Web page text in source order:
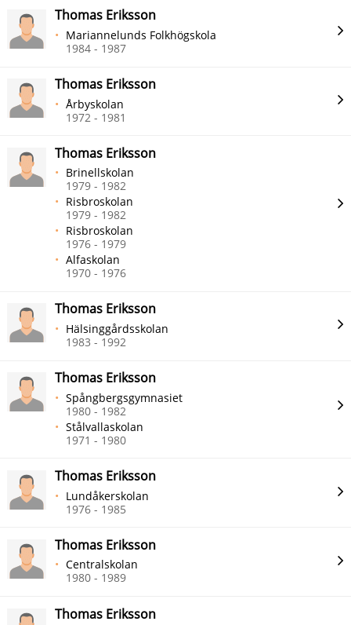
Thomas Eriksson
Mariannelunds Folkhögskola
1984 - 1987
Thomas Eriksson
Årbyskolan
1972 - 1981
Thomas Eriksson
Brinellskolan
1979 - 1982
Risbroskolan
1979 - 1982
Risbroskolan
1976 - 1979
Alfaskolan
1970 - 1976
Thomas Eriksson
Hälsinggårdsskolan
1983 - 1992
Thomas Eriksson
Spångbergsgymnasiet
1980 - 1982
Stålvallaskolan
1971 - 1980
Thomas Eriksson
Lundåkerskolan
1976 - 1985
Thomas Eriksson
Centralskolan
1980 - 1989
Thomas Eriksson